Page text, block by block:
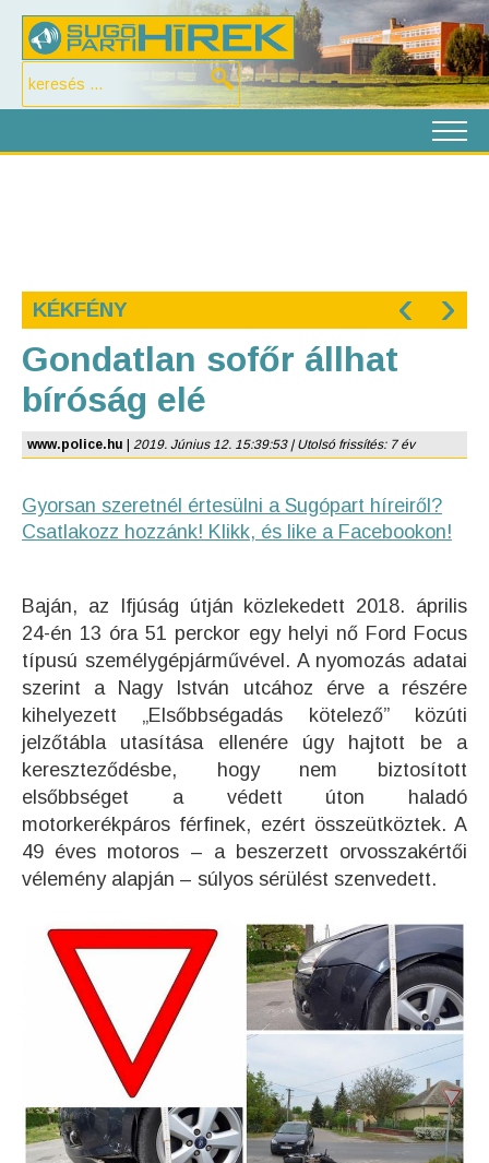
KÉKFÉNY ‹ ›
Gondatlan sofőr állhat
bíróság elé
www.police.hu 2019. Június 12. 15:39:53 | Utolsó frissítés: 7 év
Gyorsan szeretnél értesülni a Sugópart híreiről?
Csatlakozz hozzánk! Klikk, és like a Facebookon!
Baján, az Ifjúság útján közlekedett 2018. április
24-én 13 óra 51 perckor egy helyi nő Ford Focus
típusú személygépjárművével. A nyomozás adatai
szerint a Nagy István utcához érve a részére
kihelyezett „Elsőbbségadás kötelező” közúti
jelzőtábla utasítása ellenére úgy hajtott be a
kereszteződésbe, hogy nem biztosított
elsőbbséget a védett úton haladó
motorkerékpáros férfinek, ezért összeütköztek. A
49 éves motoros – a beszerzett orvosszakértői
vélemény alapján – súlyos sérülést szenvedett.